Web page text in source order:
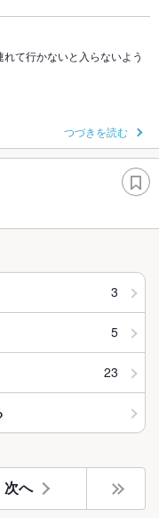
て行かないと入らないよう
つづきを読む
3
5
23
次へ